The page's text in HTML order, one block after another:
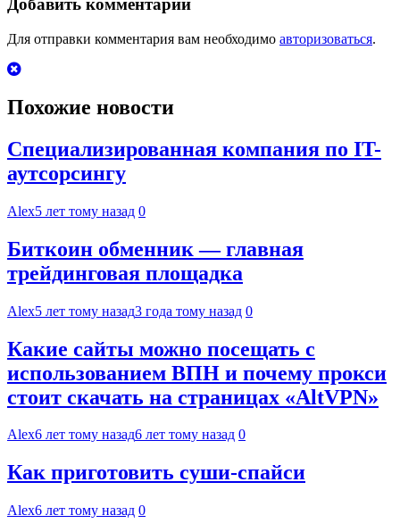
записям
Добавить комментарий
Для отправки комментария вам необходимо авторизоваться.
Похожие новости
Специализированная компания по IT-
аутсорсингу
Alex5 лет тому назад 0
Биткоин обменник — главная
трейдинговая площадка
Alex5 лет тому назад3 года тому назад 0
Какие сайты можно посещать с
использованием ВПН и почему прокси
стоит скачать на страницах «AltVPN»
Alex6 лет тому назад6 лет тому назад 0
Как приготовить суши-спайси
Alex6 лет тому назад 0